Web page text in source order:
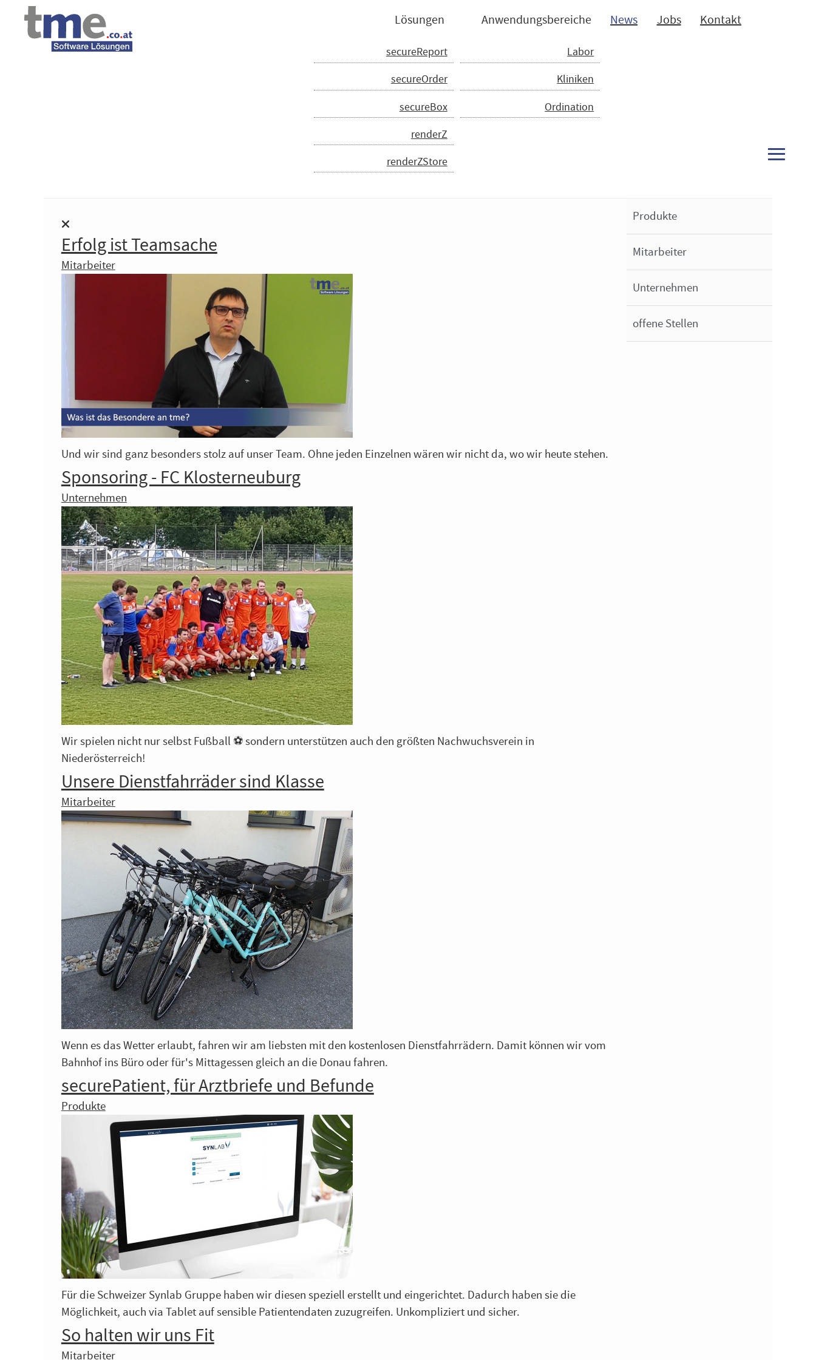
Lösungen
secureReport
secureOrder
secureBox
renderZ
renderZStore
Anwendungsbereiche
Labor
Kliniken
Ordination
News Jobs Kontakt
≡
Erfolg ist Teamsache
Mitarbeiter
Und wir sind ganz besonders stolz auf unser Team. Ohne jeden Einzelnen wären wir nicht da, wo wir heute stehen.
Sponsoring - FC Klosterneuburg
Unternehmen
Wir spielen nicht nur selbst Fußball ⚽️ sondern unterstützen auch den größten Nachwuchsverein in
Niederösterreich!
Unsere Dienstfahrräder sind Klasse
Mitarbeiter
Wenn es das Wetter erlaubt, fahren wir am liebsten mit den kostenlosen Dienstfahrrädern. Damit können wir vom
Bahnhof ins Büro oder für's Mittagessen gleich an die Donau fahren.
securePatient, für Arztbriefe und Befunde
Produkte
Für die Schweizer Synlab Gruppe haben wir diesen speziell erstellt und eingerichtet. Dadurch haben sie die
Möglichkeit, auch via Tablet auf sensible Patientendaten zuzugreifen. Unkompliziert und sicher.
So halten wir uns Fit
Mitarbeiter
Produkte
Mitarbeiter
Unternehmen
offene Stellen